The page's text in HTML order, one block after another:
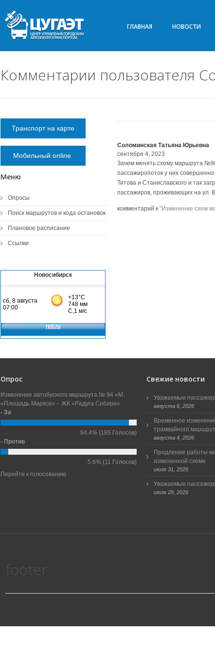
ГЛАВНАЯ НОВОСТИ
Комментарии пользователя
Соломинская Татьяна Юрьевна
сентября 4, 2023
Зачем менять схему маршрута
пассажиропоток у них
Титова и Станиславского и так
пассажиров, проживающих на ул.
комментарий к "Изменение схем
Транспорт на карте
Мобильный online
Меню
Опросы
Поиск маршрутов и кода остановок
Плановое расписание
Ссылки
Новосибирск
Опрос
Изменение автобусного маршрута № 94 «М.
«Площадь Маркса» – ЖК «Радуга Сибири»
- За
94.4% (185 Голосов)
- Против
5.6% (11 Голосов)
Перейти к голосованию
Свежие новости
Уважаемые
августа 6, 2026
Временное
трамвайного
августа 4, 2026
Продление работы
измененной схеме
июля 31, 2026
Уважаемые
июля 29, 2026
footer